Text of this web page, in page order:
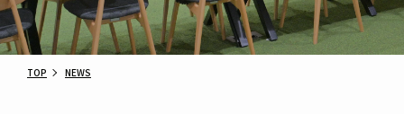
TOP NEWS